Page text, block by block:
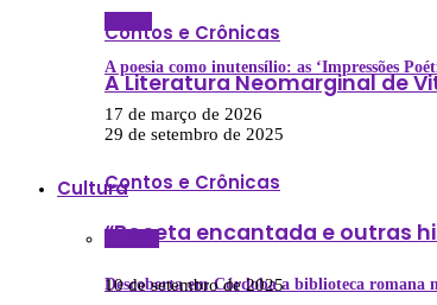
A poesia como inutensílio: as ‘Impressões
17 de março de 2026
Cultura
Descoberta em Córdoba a biblioteca romana
Contos e Crônicas
A Literatura Neomarginal de
29 de setembro de 2025
Contos e Crônicas
“Boceta encantada e outras
10 de setembro de 2025